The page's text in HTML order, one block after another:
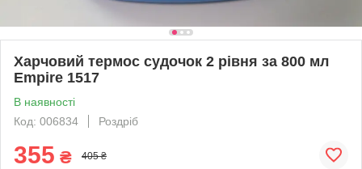
Харчовий термос судочок 2 рівня за 800 мл
Empire 1517
В наявності
Код: 006834
Роздріб
355 ₴ 405 ₴